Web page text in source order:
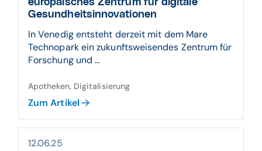
europäisches Zentrum für digitale
Gesundheitsinnovationen
In Venedig entsteht derzeit mit dem Mare
Technopark ein zukunftsweisendes Zentrum für
Forschung und ...
Apotheken, Digitalisierung
Zum Artikel
12.06.25